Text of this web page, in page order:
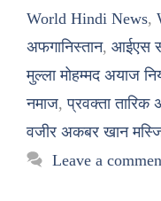
World Hindi News,
अफगानिस्तान, आईएस
मुल्ला मोहम्मद अयाज
नमाज,प्रवक्ता तारिक
वजीर अकबर खान
Leave a